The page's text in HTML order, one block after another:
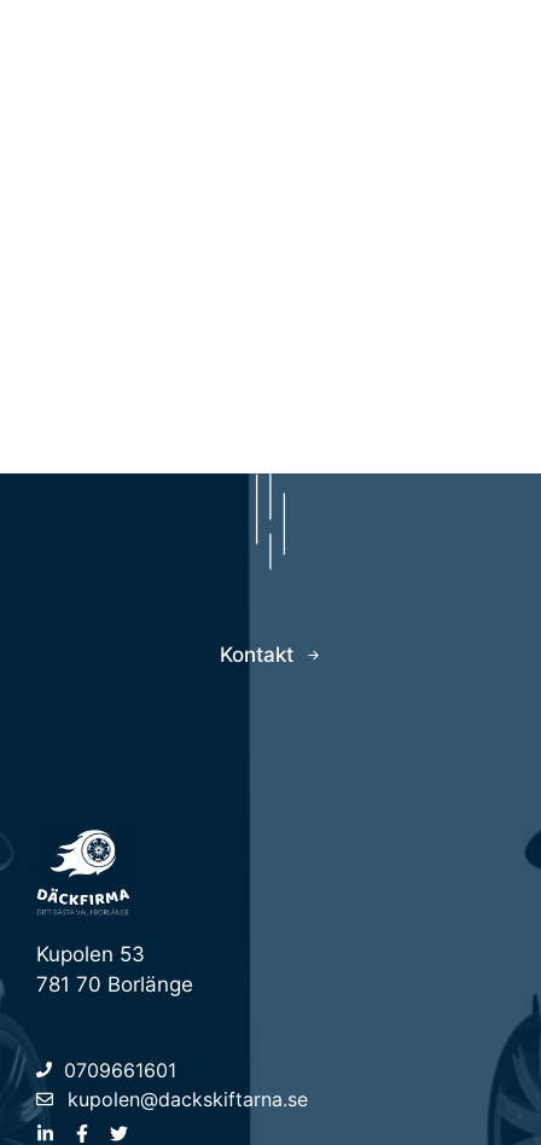
Kontakt
Kupolen 53
781 70 Borlänge
0709661601
kupolen@dackskiftarna.se